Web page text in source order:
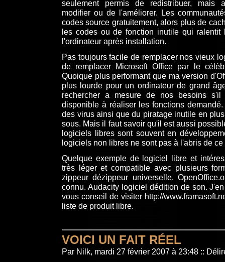
seulement permis de redistribuer, mais
modifier ou de l'améliorer. Les
codes source gratuitement, alors plus de
les codes ou de fonction inutile qui ralentit
l'ordinateur après installation.
Pas toujours facile de remplacer nos vieux
de remplacer Microsoft Office par le
Quoique plus performant que ma version
plus lourde pour un ordinateur de grand
rechercher a mesure de nos besoins
disponible à réaliser les fonctions
des virus ainsi que du piratage inutile en
sous. Mais il faut savoir qu'il est aussi
logiciels libres sont souvent en
logiciels non libres ne sont pas à l'abris de
Quelque exemple de logiciel libre et
très léger et compatible avec plusieurs
zippeur dézippeur universelle.
connu. Audacity logiciel dédition de son.
vous conseil de visiter http://
liste de produit libre.
VOICI UN FAIT RÉEL
Par Nilk, mardi 27 février 2007 à 23:48 ::